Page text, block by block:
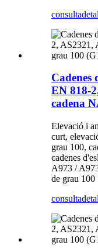
consulta
Cadenes
EN 818-
cadena
Elevació i
curt,
grau 100,
cadenes
A973 /
de grau 100
consulta